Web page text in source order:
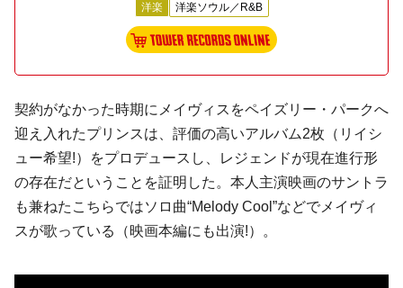
洋楽 洋楽ソウル／R&B
契約がなかった時期にメイヴィスをペイズリー・パークへ
迎え入れたプリンスは、評価の高いアルバム2枚（リイシ
ュー希望!）をプロデュースし、レジェンドが現在進行形
の存在だということを証明した。本人主演映画のサントラ
も兼ねたこちらではソロ曲“Melody Cool”などでメイヴィ
スが歌っている（映画本編にも出演!）。